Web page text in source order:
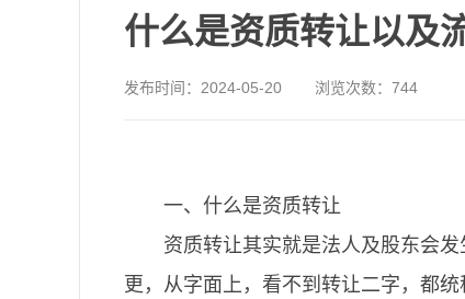
什么是资质转让以及
发布时间： 2024-05-20 浏览次数： 744
一、什么是资质转让
资质转让其实就是法人及股东会
更，从字面上，看不到转让二字，都统